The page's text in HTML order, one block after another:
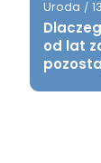
Uroda /
od lat